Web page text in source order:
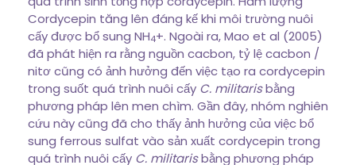
Cordycepin tăng lên đáng kế khi môi trường nuôi
cấy được bổ sung NH4+. Ngoài ra, Mao et al (2005)
đã phát hiện ra rằng nguồn cacbon, tỷ lệ cacbon /
nitơ cũng có ảnh hưởng đến việc tạo ra cordycepin
trong suốt quá trình nuôi cấy C. militarisbằng
phương pháp lên men chìm. Gần đây, nhóm nghiên
cứu này cũng đã cho thấy ảnh hưởng của việc bổ
sung ferrous sulfat vào sản xuất cordycepin trong
quá trình nuôi cấy C. militarisbằng phương pháp